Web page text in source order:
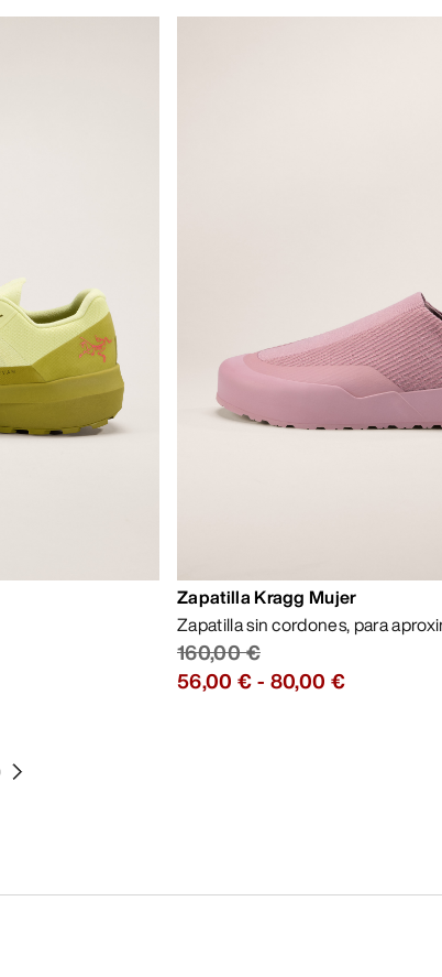
Zapatilla Kragg Mujer
Zapatilla sin cordones, para
160,00 €
56,00 €- 80,00 €